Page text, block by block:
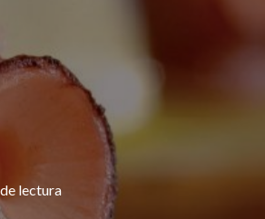
lectura